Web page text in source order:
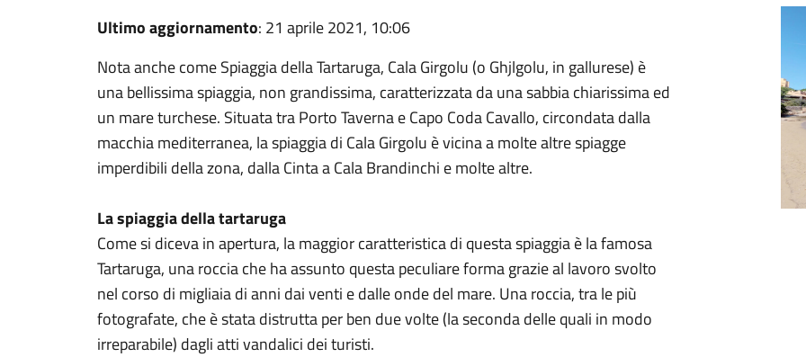
Ultimo aggiornamento: 21 aprile 2021, 10:06
Nota anche come Spiaggia della Tartaruga, Cala Girgolu (o Ghjlgolu, in gallurese) è
una bellissima spiaggia, non grandissima, caratterizzata da una sabbia chiarissima ed
un mare turchese. Situata tra Porto Taverna e Capo Coda Cavallo, circondata dalla
macchia mediterranea, la spiaggia di Cala Girgolu è vicina a molte altre spiagge
imperdibili della zona, dalla Cinta a Cala Brandinchi e molte altre.
La spiaggia della tartaruga
Come si diceva in apertura, la maggior caratteristica di questa spiaggia è la famosa
Tartaruga, una roccia che ha assunto questa peculiare forma grazie al lavoro svolto
nel corso di migliaia di anni dai venti e dalle onde del mare. Una roccia, tra le più
fotografate, che è stata distrutta per ben due volte (la seconda delle quali in modo
irreparabile) dagli atti vandalici dei turisti.